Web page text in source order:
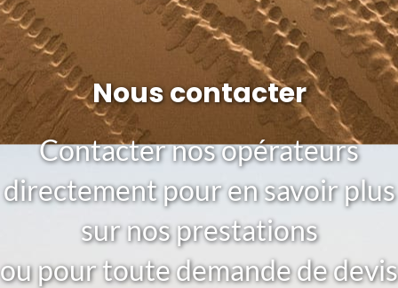
Nous contacter
Contacter nos opérateurs
directement pour en savoir plus
sur nos prestations
ou pour toute demande de devis